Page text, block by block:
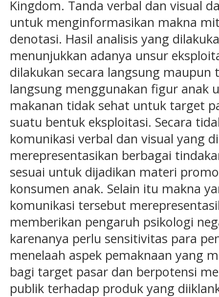
Kingdom. Tanda verbal dan visual
untuk menginformasikan makna
denotasi. Hasil analisis yang
menunjukkan adanya unsur
dilakukan secara langsung maupun
langsung menggunakan figur anak
makanan tidak sehat untuk target
suatu bentuk eksploitasi. Secara
komunikasi verbal dan visual yang
merepresentasikan berbagai
sesuai untuk dijadikan materi
konsumen anak. Selain itu makna
komunikasi tersebut
memberikan pengaruh psikologi
karenanya perlu sensitivitas para
menelaah aspek pemaknaan yang
bagi target pasar dan berpotensi
publik terhadap produk yang